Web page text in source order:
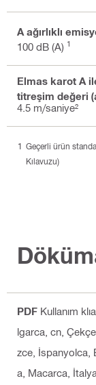
A ağırlıklı
100 dB (A) 1
Elmas karot A
titreşim değeri
4.5 m/saniye²
Geçerli ürün
Kılavuzu)
PDF Kullanım
lgarca, cn,
zce, İspanyolca,
a, Macarca,